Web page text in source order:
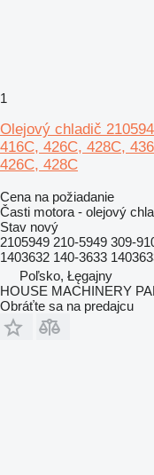
1
Olejový chladič
416C, 426C, 428C,
426C, 428C
Cena na požiadanie
Časti motora - olejový
Stav nový
2105949 210-5949 309-
1403632 140-3633
Poľsko, Łęgajny
HOUSE MACHINERY
Obráťte sa na predajcu